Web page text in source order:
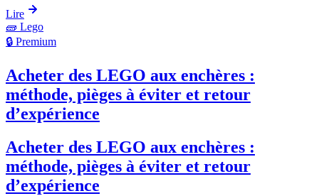
Lire
🧱 Lego
🔒 Premium
Acheter des LEGO aux enchères :
méthode, pièges à éviter et retour
d’expérience
Acheter des LEGO aux enchères :
méthode, pièges à éviter et retour
d’expérience